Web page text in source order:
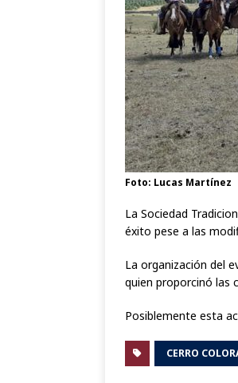
Foto: Lucas Martínez
La Sociedad
éxito pese a las
La organización del
quien proporcinó las
Posiblemente esta
CERRO